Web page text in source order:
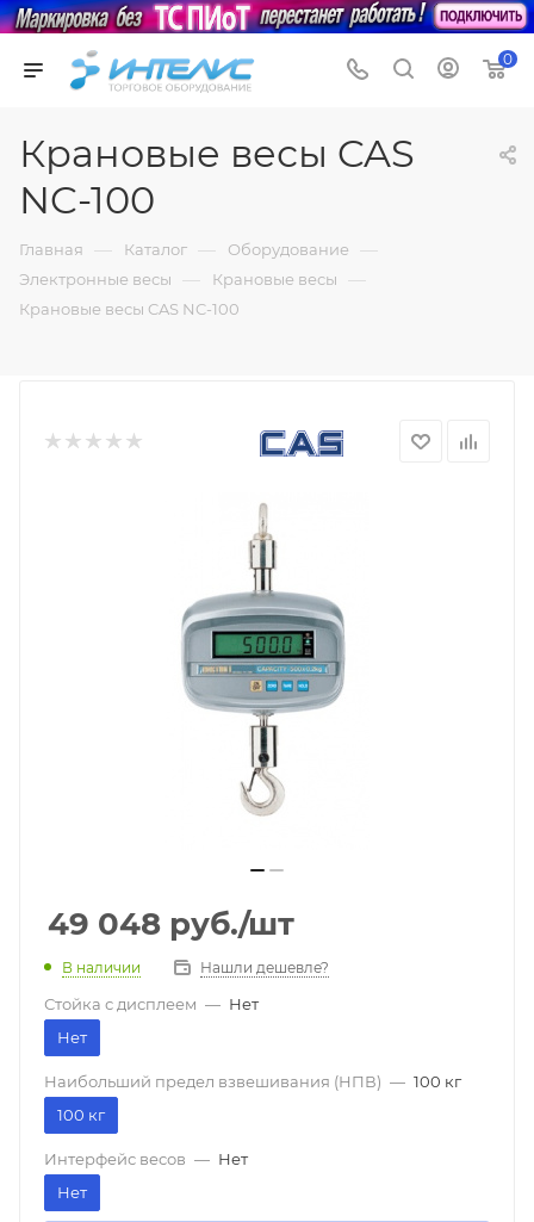
0
Крановые весы CAS
NC-100
Главная — Каталог — Оборудование —
Электронные весы — Крановые весы —
Крановые весы CAS NC-100
49 048 руб./шт
В наличии Нашли дешевле?
Стойка с дисплеем — Нет
Нет
Наибольший предел взвешивания (НПВ) — 100 кг
100 кг
Интерфейс весов — Нет
Нет